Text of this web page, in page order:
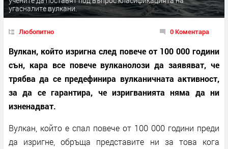
угасналите вулкани.
Любопитно 0 Коментара
Вулкан, който изригна след повече от 100 000 години
сън, кара все повече вулканолози да заявяват, че
трябва да се предефинира вулканичната активност,
за да се гарантира, че изригванията няма да ни
изненадват.
Вулкан, който е спал повече от 100 000 години преди
да изригне, обръща представите ни за това кога